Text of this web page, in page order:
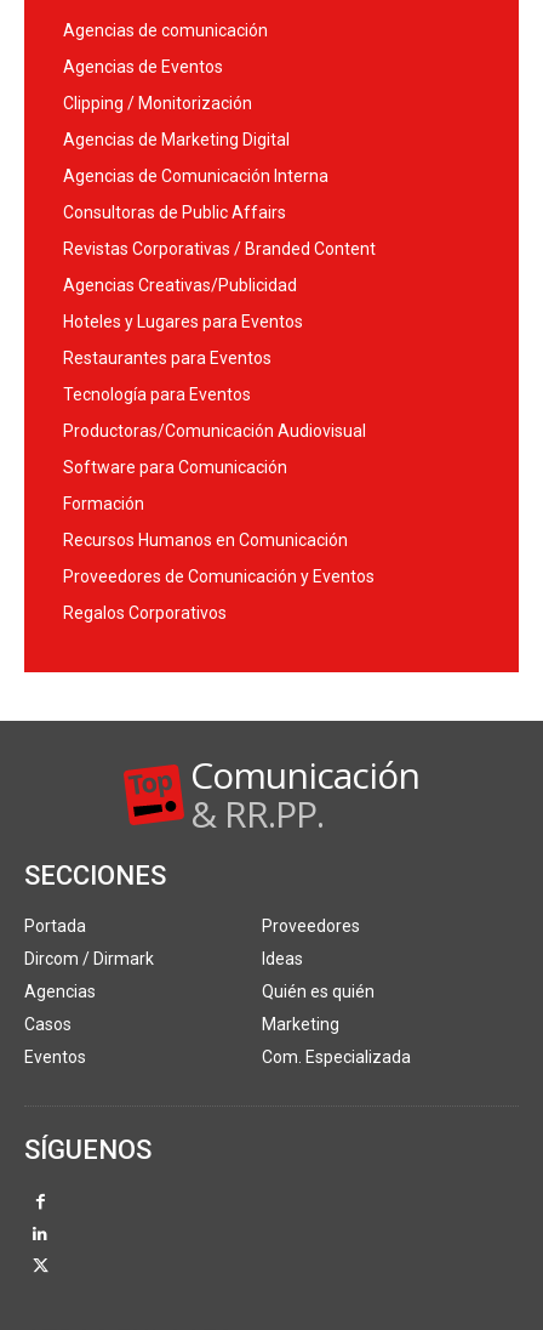
Agencias de comunicación
Agencias de Eventos
Clipping / Monitorización
Agencias de Marketing Digital
Agencias de Comunicación Interna
Consultoras de Public Affairs
Revistas Corporativas / Branded Content
Agencias Creativas/Publicidad
Hoteles y Lugares para Eventos
Restaurantes para Eventos
Tecnología para Eventos
Productoras/Comunicación Audiovisual
Software para Comunicación
Formación
Recursos Humanos en Comunicación
Proveedores de Comunicación y Eventos
Regalos Corporativos
Comunicación
& RR.PP.
SECCIONES
Portada
Dircom / Dirmark
Agencias
Casos
Eventos
Proveedores
Ideas
Quién es quién
Marketing
Com. Especializada
SÍGUENOS